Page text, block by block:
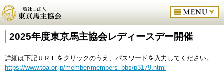
2025年度東京馬主協会レディースデー開催
詳細は下記ＵＲＬをクリックのうえ、パスワードを入力してください。
https://www.toa.or.jp/member/members_bbs/p3179.html